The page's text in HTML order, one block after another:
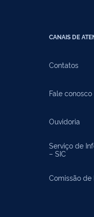
CANAIS DE
Contatos
Fale conosco
Ouvidoria
Serviço de
– SIC
Comissão de